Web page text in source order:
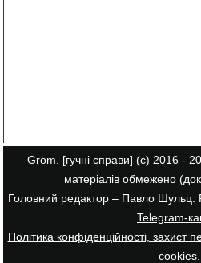
Grom. [гучні справи] (с) 2016 -
матеріалів обмежено
Головний редактор – Павло Шульц.
Telegram-
Політика конфіденційності,
cookies